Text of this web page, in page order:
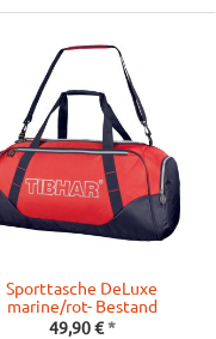
Sporttasche DeLuxe
marine/rot- Bestand
49,90 €*